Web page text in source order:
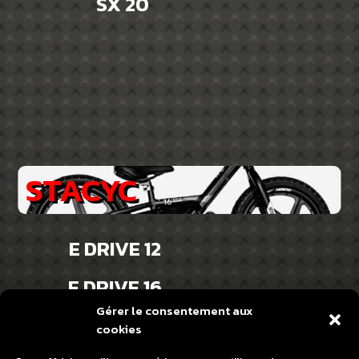
Gérer le consentement aux
cookies
STACYC
E DRIVE 12
E DRIVE 16